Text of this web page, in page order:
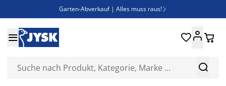
Garten-Abverkauf | Alles muss raus! 
Bist du Unternehmer? Entdecke JYSK-B2B
Esszimmerstuhl ADSLEV um nur 40€


 